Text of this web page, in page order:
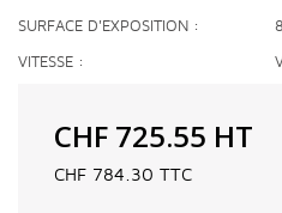
SURFACE D'EXPOSITION
VITESSE
CHF 725.55 HT
CHF 784.30 TTC